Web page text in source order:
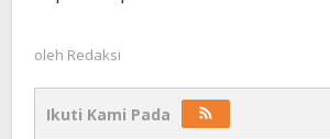
oleh Redaksi
Ikuti Kami Pada